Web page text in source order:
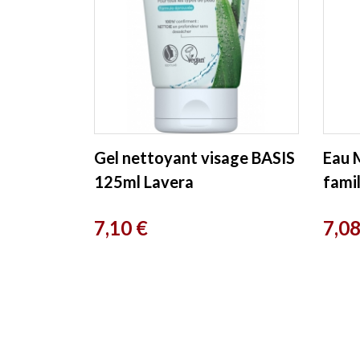
Gel nettoyant visage BASIS
125ml Lavera
Prix
7,10 €
Eau
Prix